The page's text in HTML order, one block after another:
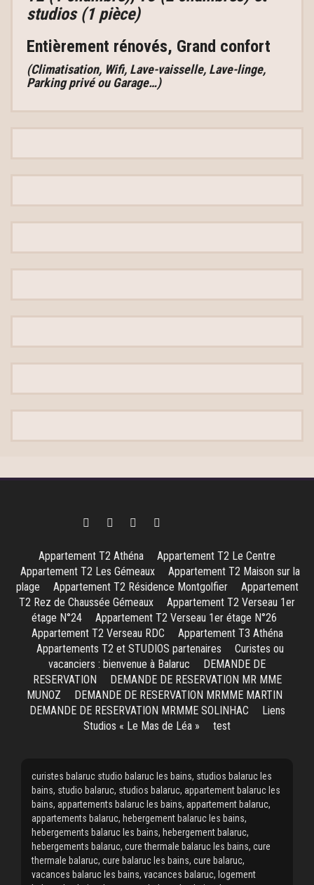
studios (1 pièce)
Entièrement rénovés, Grand confort
(Climatisation, Wifi, Lave-vaisselle, Lave-linge,
Parking privé ou Garage…)
Appartement T2 Athéna
Appartement T2 Le Centre
Appartement T2 Les Gémeaux
Appartement T2 Maison sur la
plage
Appartement T2 Résidence Montgolfier
Appartement
T2 Rez de Chaussée Gémeaux
Appartement T2 Verseau 1er
étage N°24
Appartement T2 Verseau 1er étage N°26
Appartement T2 Verseau RDC
Appartement T3 Athéna
Appartements T2 et STUDIOS partenaires
Curistes ou
vacanciers : bienvenue à Balaruc
DEMANDE DE
RESERVATION
DEMANDE DE RESERVATION MR MME
MUNOZ
DEMANDE DE RESERVATION MRMME MARTIN
DEMANDE DE RESERVATION MRMME SOLINHAC
Liens
Studios « Le Mas de Léa »
test
curistes balaruc studio balaruc les bains, studios balaruc les
bains, studio balaruc, studios balaruc, appartement balaruc les
bains, appartements balaruc les bains, appartement balaruc,
appartements balaruc, hebergement balaruc les bains,
hebergements balaruc les bains, hebergement balaruc,
hebergements balaruc, cure thermale balaruc les bains, cure
thermale balaruc, cure balaruc les bains, cure balaruc,
vacances balaruc les bains, vacances balaruc, logement